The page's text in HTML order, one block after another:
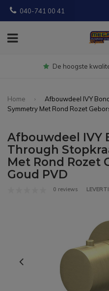
040-741 00 41
Gratis
Home
Afbouwdeel IVY
Symmetry Met Rond Rozet
Afbouwdeel IVY
Through
Met Rond Rozet
Goud PVD
0 reviews